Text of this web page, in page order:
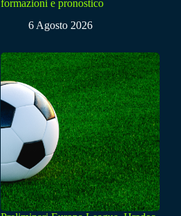
formazioni e pronostico
6 Agosto 2026